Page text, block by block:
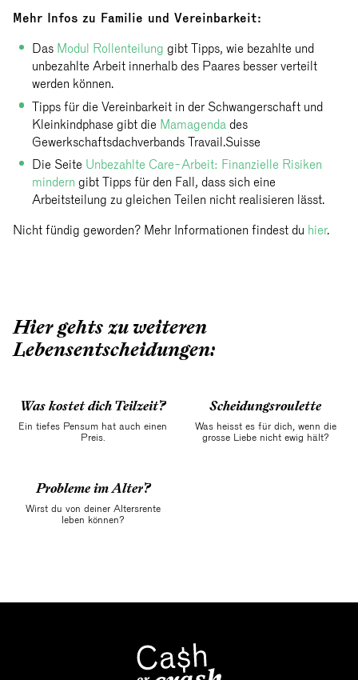
Mehr Infos zu Familie und Vereinbarkeit:
Das Modul Rollenteilung gibt Tipps, wie bezahlte und
unbezahlte Arbeit innerhalb des Paares besser verteilt
werden können.
Tipps für die Vereinbarkeit in der Schwangerschaft und
Kleinkindphase gibt die Mamagenda des
Gewerkschaftsdachverbands Travail.Suisse
Die Seite Unbezahlte Care-Arbeit: Finanzielle Risiken
mindern gibt Tipps für den Fall, dass sich eine
Arbeitsteilung zu gleichen Teilen nicht realisieren lässt.
Nicht fündig geworden? Mehr Informationen findest du hier.
Hier gehts zu weiteren
Lebensentscheidungen:
Was kostet dich Teilzeit?
Ein tiefes Pensum hat auch einen
Preis.
Scheidungsroulette
Was heisst es für dich, wenn die
grosse Liebe nicht ewig hält?
Probleme im Alter?
Wirst du von deiner Altersrente
leben können?